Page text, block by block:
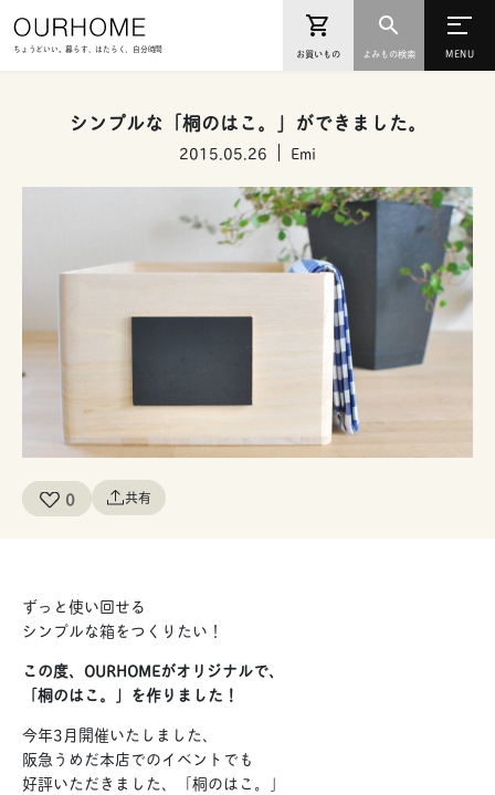
ちょうどいい。暮らす、はたらく、自分時間
シンプルな「桐のはこ。」ができました。
2015.05.26 Emi
0 共有
ずっと使い回せる
シンプルな箱をつくりたい！
この度、OURHOMEがオリジナルで、
「桐のはこ。」を作りました！
今年3月開催いたしました、
阪急うめだ本店でのイベントでも
好評いただきました、「桐のはこ。」
お買いもの よみもの検索